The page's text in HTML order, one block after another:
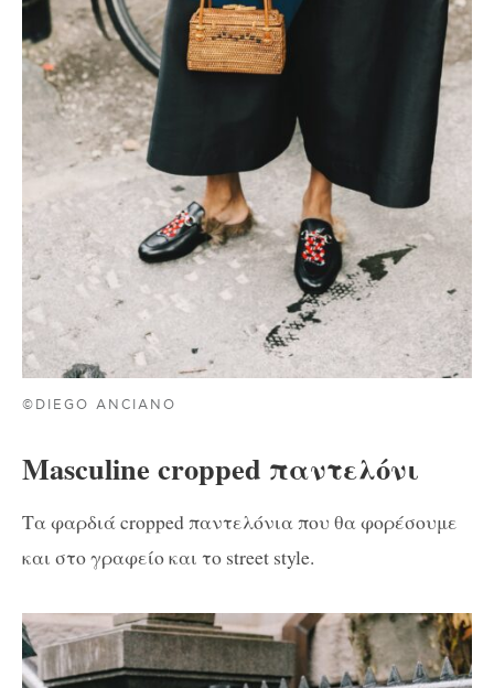
©DIEGO ANCIANO
Masculine cropped παντελόνι
Τα φαρδιά cropped παντελόνια που θα φορέσουμε
και στο γραφείο και το street style.